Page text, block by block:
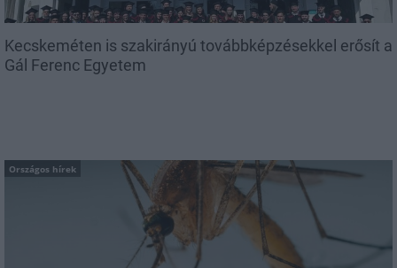
Kecskeméten is szakirányú továbbképzésekkel erősít a
Gál Ferenc Egyetem
Országos hírek